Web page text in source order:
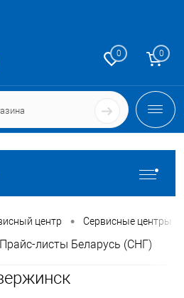
0 0
центр • Сервисные центры
Прайс-листы Беларусь (СНГ)